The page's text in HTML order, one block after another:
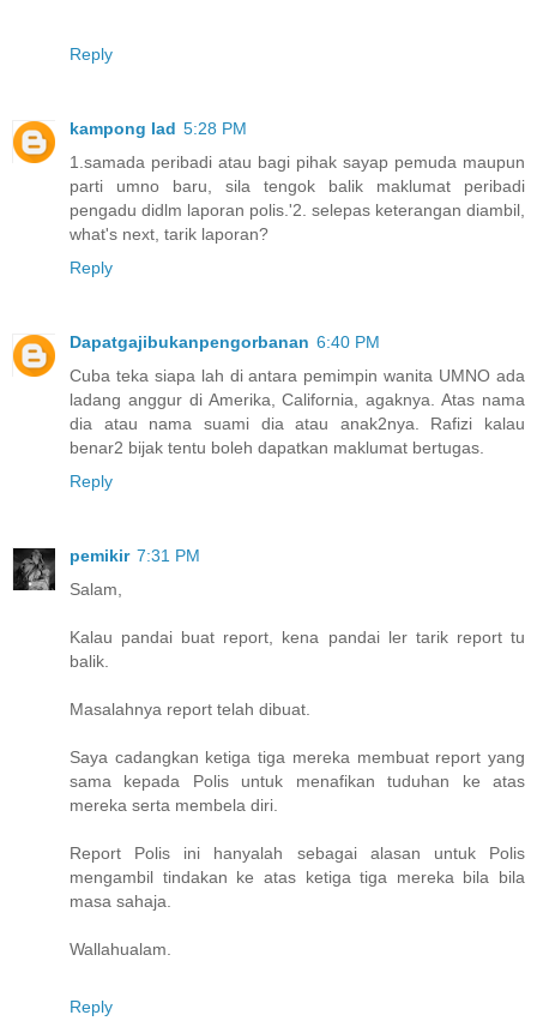
Reply
kampong lad 5:28 PM
1.samada peribadi atau bagi pihak sayap pemuda maupun
parti umno baru, sila tengok balik maklumat peribadi
pengadu didlm laporan polis.'2. selepas keterangan diambil,
what's next, tarik laporan?
Reply
Dapatgajibukanpengorbanan 6:40 PM
Cuba teka siapa lah di antara pemimpin wanita UMNO ada
ladang anggur di Amerika, California, agaknya. Atas nama
dia atau nama suami dia atau anak2nya. Rafizi kalau
benar2 bijak tentu boleh dapatkan maklumat bertugas.
Reply
pemikir 7:31 PM
Salam,
Kalau pandai buat report, kena pandai ler tarik report tu
balik.
Masalahnya report telah dibuat.
Saya cadangkan ketiga tiga mereka membuat report yang
sama kepada Polis untuk menafikan tuduhan ke atas
mereka serta membela diri.
Report Polis ini hanyalah sebagai alasan untuk Polis
mengambil tindakan ke atas ketiga tiga mereka bila bila
masa sahaja.
Wallahualam.
Reply